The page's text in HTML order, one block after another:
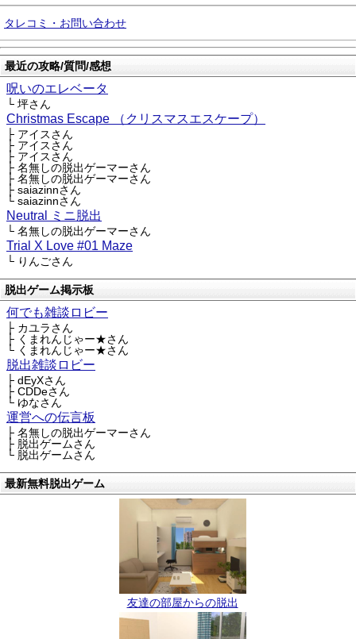
タレコミ・お問い合わせ
最近の攻略/質問/感想
呪いのエレベータ
└ 坪さん
Christmas Escape （クリスマスエスケープ）
├ アイスさん
├ アイスさん
├ アイスさん
├ 名無しの脱出ゲーマーさん
├ 名無しの脱出ゲーマーさん
├ saiazinnさん
└ saiazinnさん
Neutral ミニ脱出
└ 名無しの脱出ゲーマーさん
Trial X Love #01 Maze
└ りんごさん
脱出ゲーム掲示板
何でも雑談ロビー
├ カユラさん
├ くまれんじゃー★さん
└ くまれんじゃー★さん
脱出雑談ロビー
├ dEyXさん
├ CDDeさん
└ ゆなさん
運営への伝言板
├ 名無しの脱出ゲーマーさん
├ 脱出ゲームさん
└ 脱出ゲームさん
最新無料脱出ゲーム
友達の部屋からの脱出